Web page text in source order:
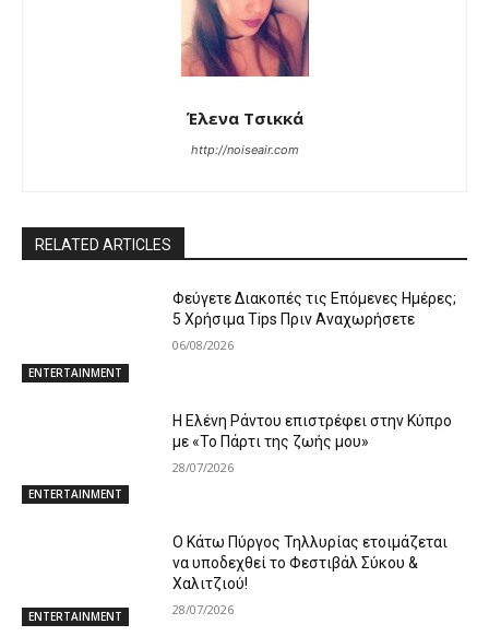
Έλενα Τσικκά
http://noiseair.com
RELATED ARTICLES
ENTERTAINMENT
Φεύγετε Διακοπές τις Επόμενες Ημέρες;
5 Χρήσιμα Tips Πριν Αναχωρήσετε
06/08/2026
ENTERTAINMENT
Η Ελένη Ράντου επιστρέφει στην Κύπρο
με «Το Πάρτι της ζωής μου»
28/07/2026
ENTERTAINMENT
Ο Κάτω Πύργος Τηλλυρίας ετοιμάζεται
να υποδεχθεί το Φεστιβάλ Σύκου &
Χαλιτζιού!
28/07/2026